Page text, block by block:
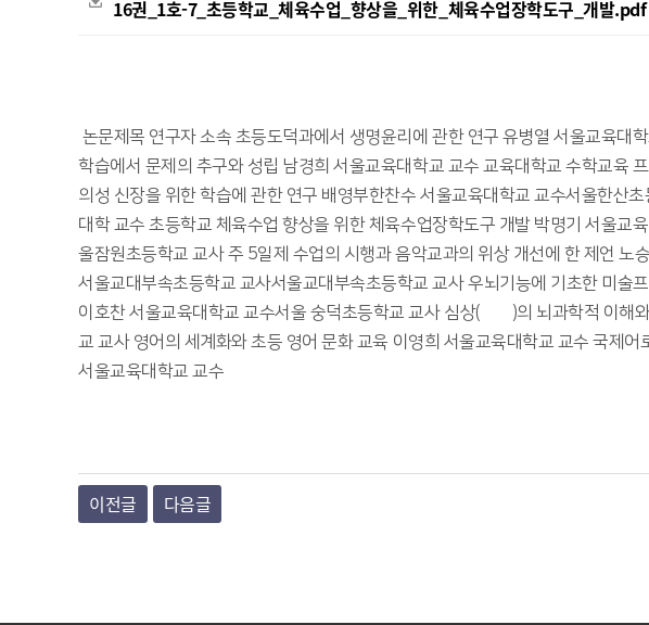
16권_1호-7_초등학교_체육수업_향상을_위한_체육수업장학도구_개발.pdf
논문제목 연구자 소속 초등도덕과에서 생명윤리에 관한 연구 유병열 서울교육대
학습에서 문제의 추구와 성립 남경희 서울교육대학교 교수 교육대학교 수학교육
의성 신장을 위한 학습에 관한 연구 배영부한찬수 서울교육대학교 교수서울한산
대학 교수 초등학교 체육수업 향상을 위한 체육수업장학도구 개발 박명기 서울교
울잠원초등학교 교사 주 5일제 수업의 시행과 음악교과의 위상 개선에 한 제언
서울교대부속초등학교 교사서울교대부속초등학교 교사 우뇌기능에 기초한 미술
이호찬 서울교육대학교 교수서울 숭덕초등학교 교사 심상(心象)의 뇌과학적 이
교 교사 영어의 세계화와 초등 영어 문화 교육 이영희 서울교육대학교 교수 국제
서울교육대학교 교수
이전글 다음글